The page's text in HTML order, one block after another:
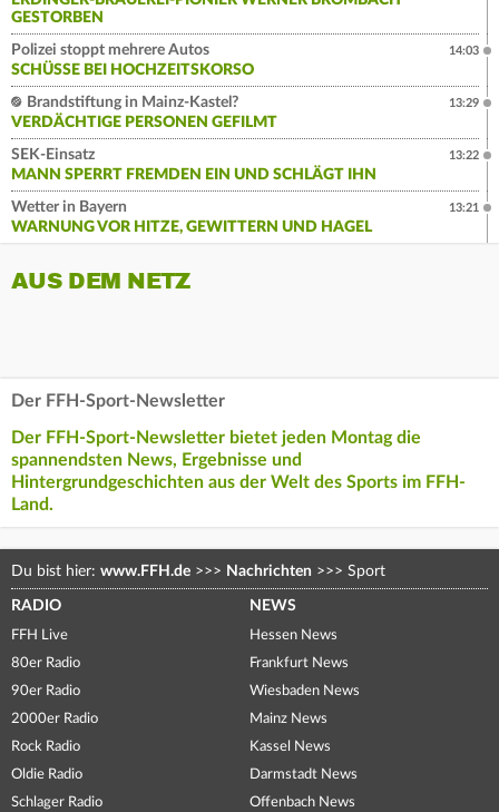
GESTORBEN
Polizei stoppt mehrere Autos
SCHÜSSE BEI HOCHZEITSKORSO
14:03
Brandstiftung in Mainz-Kastel?
VERDÄCHTIGE PERSONEN GEFILMT
13:29
SEK-Einsatz
MANN SPERRT FREMDEN EIN UND SCHLÄGT IHN
13:22
Wetter in Bayern
WARNUNG VOR HITZE, GEWITTERN UND HAGEL
13:21
AUS DEM NETZ
Der FFH-Sport-Newsletter
Der FFH-Sport-Newsletter bietet jeden Montag die
spannendsten News, Ergebnisse und
Hintergrundgeschichten aus der Welt des Sports im FFH-
Land.
Du bist hier: www.FFH.de >>> Nachrichten >>> Sport
RADIO
FFH Live
80er Radio
90er Radio
2000er Radio
Rock Radio
Oldie Radio
Schlager Radio
NEWS
Hessen News
Frankfurt News
Wiesbaden News
Mainz News
Kassel News
Darmstadt News
Offenbach News